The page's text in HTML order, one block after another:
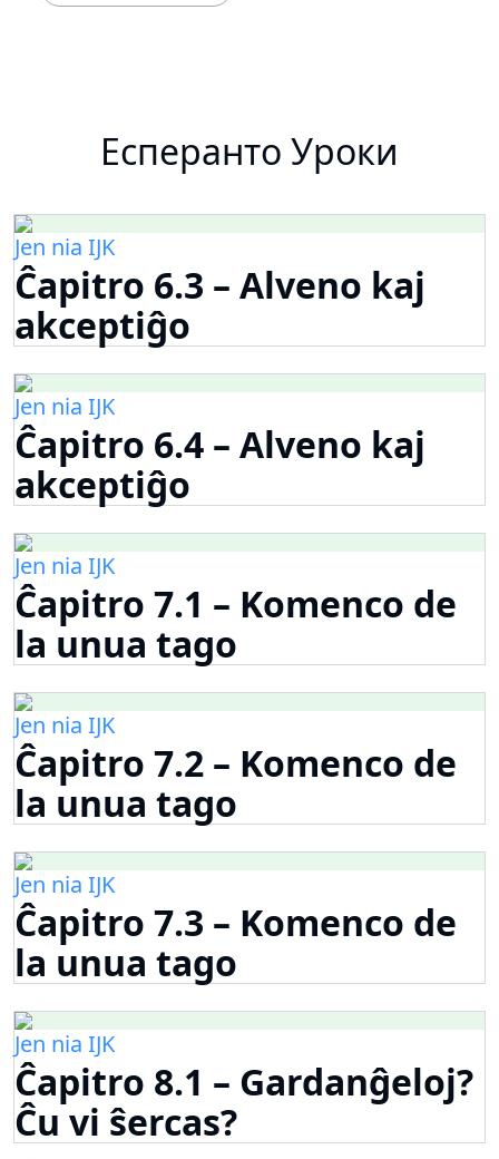
Есперанто Уроки
Jen nia IJK
Ĉapitro 6.3 – Alveno kaj
akceptiĝo
Jen nia IJK
Ĉapitro 6.4 – Alveno kaj
akceptiĝo
Jen nia IJK
Ĉapitro 7.1 – Komenco de
la unua tago
Jen nia IJK
Ĉapitro 7.2 – Komenco de
la unua tago
Jen nia IJK
Ĉapitro 7.3 – Komenco de
la unua tago
Jen nia IJK
Ĉapitro 8.1 – Gardanĝeloj?
Ĉu vi ŝercas?